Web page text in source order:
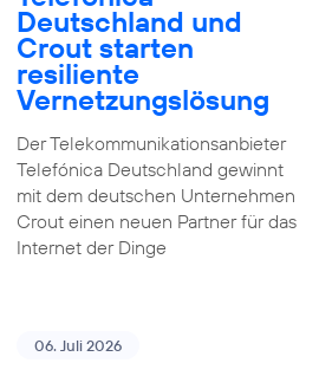
Deutschland und
Crout starten
resiliente
Vernetzungslösung
Der Telekommunikationsanbieter
Telefónica Deutschland gewinnt
mit dem deutschen Unternehmen
Crout einen neuen Partner für das
Internet der Dinge
06. Juli 2026